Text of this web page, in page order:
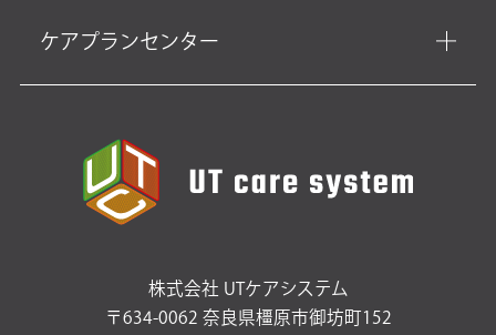
ケアプランセンター
株式会社 UTケアシステム
〒634-0062 奈良県橿原市御坊町152